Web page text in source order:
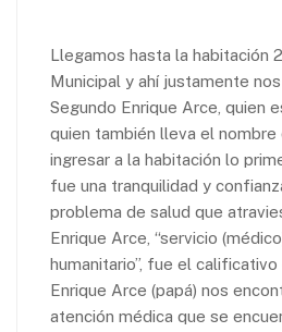
Llegamos hasta la habitación
Municipal y ahí justamente
Segundo Enrique Arce, quien
quien también lleva el nombre
ingresar a la habitación lo
fue una tranquilidad y
problema de salud que
Enrique Arce, “servicio
humanitario”, fue el
Enrique Arce (papá) nos
atención médica que se